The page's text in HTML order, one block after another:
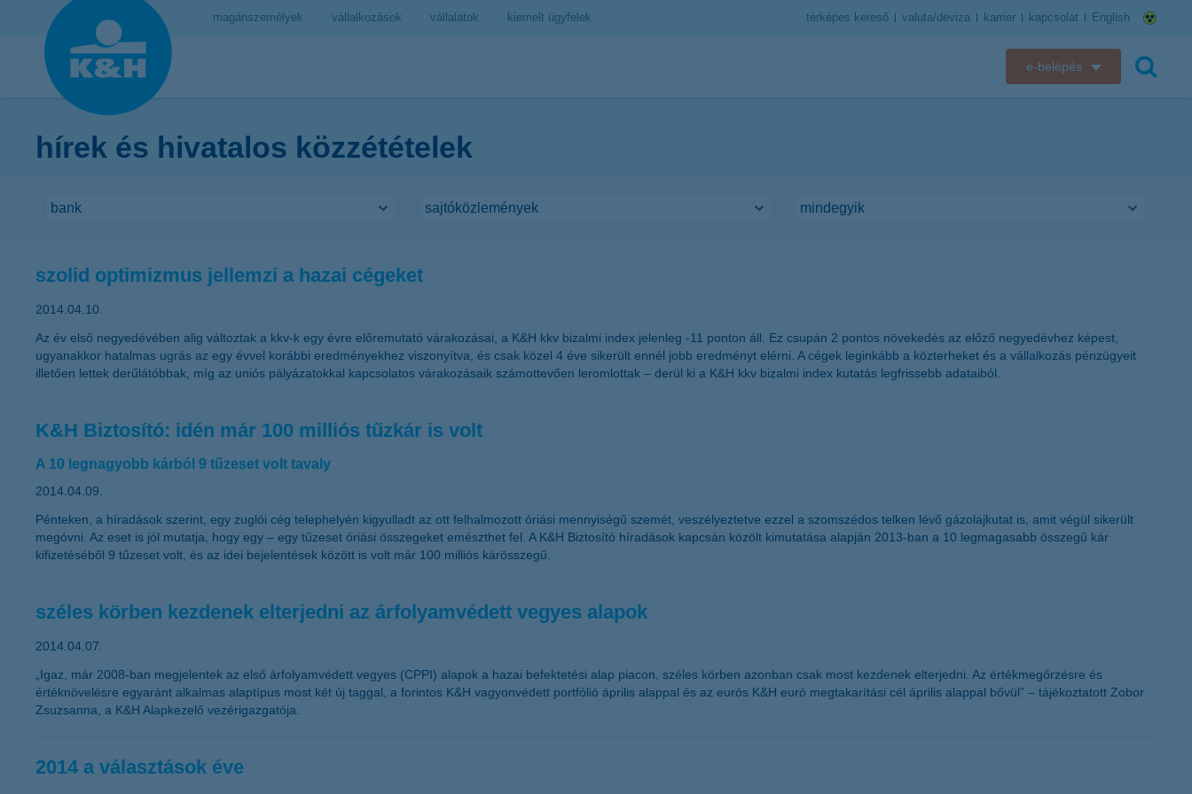
magánszemélyek vállalkozások vállalatok kiemelt ügyfelek térképes kereső valuta/deviza karrier kapcsolat English
e-belépés
hírek és hivatalos közzétételek
szolid optimizmus jellemzi a hazai cégeket
2014.04.10.
Az év első negyedévében alig változtak a kkv-k egy évre előremutató várakozásai, a K&H kkv bizalmi index jelenleg -11 ponton áll. Ez csupán 2 pontos növekedés az előző negyedévhez képest,
ugyanakkor hatalmas ugrás az egy évvel korábbi eredményekhez viszonyítva, és csak közel 4 éve sikerült ennél jobb eredményt elérni. A cégek leginkább a közterheket és a vállalkozás pénzügyeit
illetően lettek derűlátóbbak, míg az uniós pályázatokkal kapcsolatos várakozásaik számottevően leromlottak – derül ki a K&H kkv bizalmi index kutatás legfrissebb adataiból.
K&H Biztosító: idén már 100 milliós tűzkár is volt
A 10 legnagyobb kárból 9 tűzeset volt tavaly
2014.04.09.
Pénteken, a híradások szerint, egy zuglói cég telephelyén kigyulladt az ott felhalmozott óriási mennyiségű szemét, veszélyeztetve ezzel a szomszédos telken lévő gázolajkutat is, amit végül sikerült
megóvni. Az eset is jól mutatja, hogy egy – egy tűzeset óriási összegeket emészthet fel. A K&H Biztosító híradások kapcsán közölt kimutatása alapján 2013-ban a 10 legmagasabb összegű kár
kifizetéséből 9 tűzeset volt, és az idei bejelentések között is volt már 100 milliós kárösszegű.
széles körben kezdenek elterjedni az árfolyamvédett vegyes alapok
2014.04.07.
„Igaz, már 2008-ban megjelentek az első árfolyamvédett vegyes (CPPI) alapok a hazai befektetési alap piacon, széles körben azonban csak most kezdenek elterjedni. Az értékmegőrzésre és
értéknövelésre egyaránt alkalmas alaptípus most két új taggal, a forintos K&H vagyonvédett portfólió április alappal és az eurós K&H euró megtakarítási cél április alappal bővül” – tájékoztatott Zobor
Zsuzsanna, a K&H Alapkezelő vezérigazgatója.
2014 a választások éve